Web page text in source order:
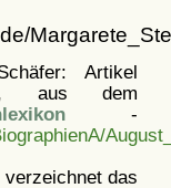
Artikel
aus dem
-
das